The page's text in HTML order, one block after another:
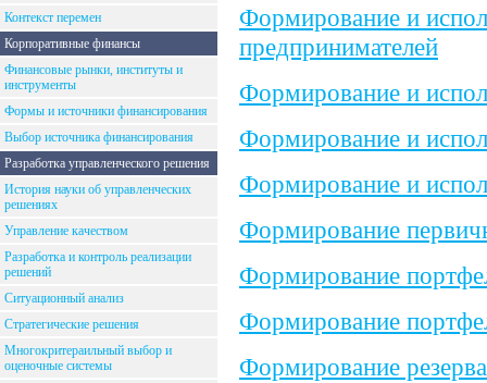
Контекст перемен
Корпоративные финансы
Финансовые рынки, институты и
инструменты
Формы и источники финансирования
Выбор источника финансирования
Разработка управленческого решения
История науки об управленческих
решениях
Управление качеством
Разработка и контроль реализации
решений
Ситуационный анализ
Стратегические решения
Многокритераильный выбор и
оценочные системы
Формирование и
предпринимателей
Формирование и
Формирование и
Формирование и
Формирование
Формирование
Формирование
Формирование